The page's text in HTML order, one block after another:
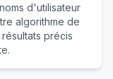
d'utilisateur
algorithme de
précis